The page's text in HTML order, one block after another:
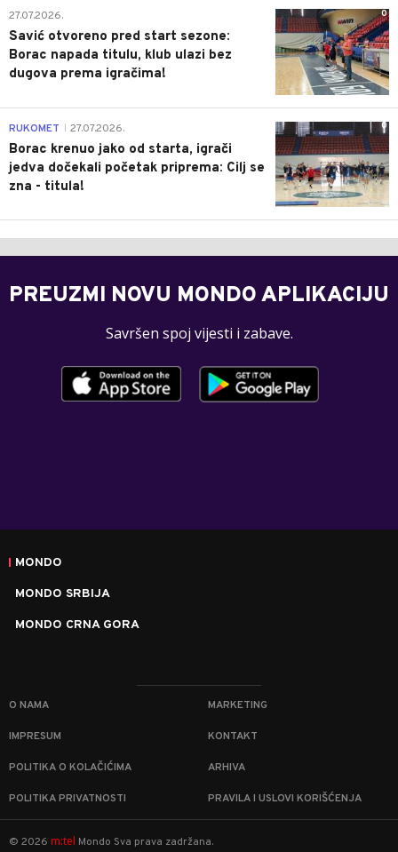
0
27.07.2026.
Savić otvoreno pred start sezone:
Borac napada titulu, klub ulazi bez
dugova prema igračima!
0
RUKOMET 27.07.2026.
Borac krenuo jako od starta, igrači
jedva dočekali početak priprema: Cilj se
zna - titula!
PREUZMI NOVU MONDO APLIKACIJU
Savršen spoj vijesti i zabave.
MONDO
MONDO SRBIJA
MONDO CRNA GORA
O NAMA MARKETING
IMPRESUM KONTAKT
POLITIKA O KOLAČIĆIMA ARHIVA
POLITIKA PRIVATNOSTI PRAVILA I USLOVI KORIŠĆENJA
© 2026 m:tel Mondo Sva prava zadržana.